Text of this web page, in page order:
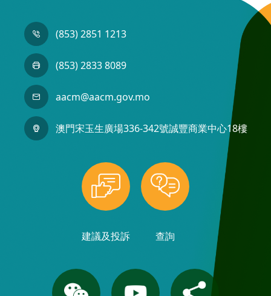
(853) 2851 1213
(853) 2833 8089
aacm@aacm.gov.mo
澳門宋玉生廣場336-342號誠豐商業中心18樓
建議及投訴 查詢